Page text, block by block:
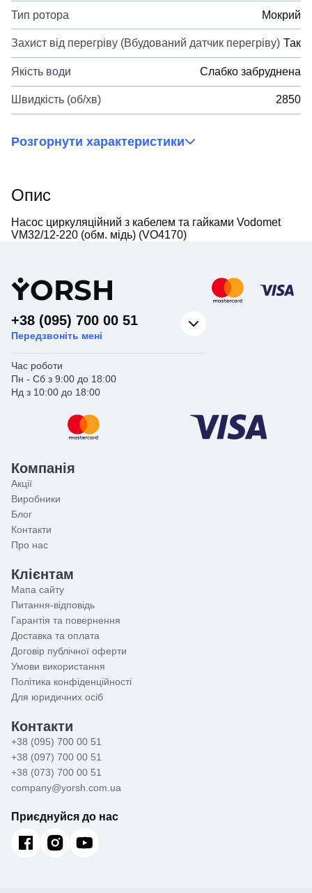
Тип ротора Мокрий
Захист від перегріву (Вбудований датчик перегріву) Так
Якість води Слабко забруднена
Швидкість (об/хв) 2850
Розгорнути характеристики
Опис
Насос циркуляційний з кабелем та гайками Vodomet
VM32/12-220 (обм. мідь) (VO4170)
YORSH
+38 (095) 700 00 51
Передзвоніть мені
Час роботи
Пн - Сб з 9:00 до 18:00
Нд з 10:00 до 18:00
Компанія
Акції
Виробники
Блог
Контакти
Про нас
Клієнтам
Мапа сайту
Питання-відповідь
Гарантія та повернення
Доставка та оплата
Договір публічної оферти
Умови використання
Політика конфіденційності
Для юридичних осіб
Контакти
+38 (095) 700 00 51
+38 (097) 700 00 51
+38 (073) 700 00 51
company@yorsh.com.ua
Приєднуйся до нас